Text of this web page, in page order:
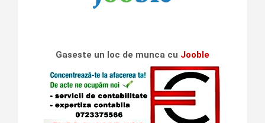
Gaseste un loc de munca cu Jooble